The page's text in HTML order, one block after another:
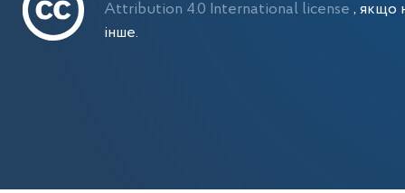
Attribution 4.0 International license , якщо
інше.